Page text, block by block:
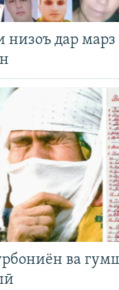
низоъ дар марз
ва